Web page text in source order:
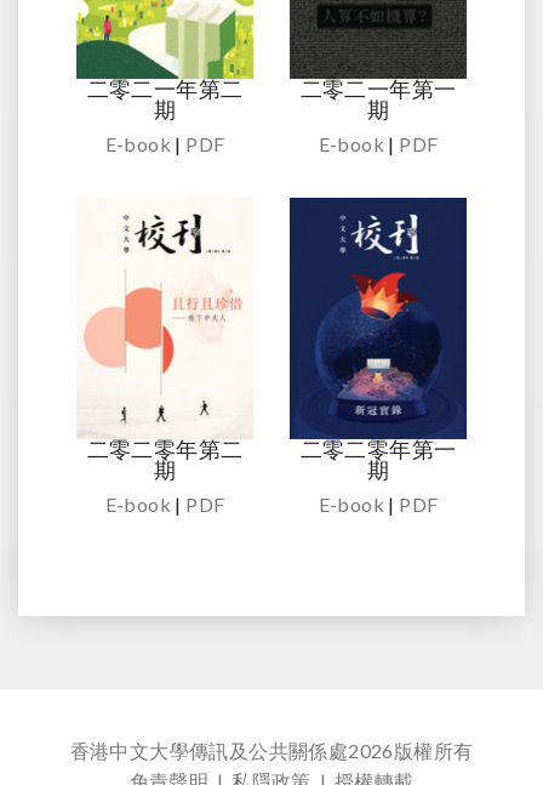
二零二一年第二
期
E-book | PDF
二零二一年第一
期
E-book | PDF
二零二零年第二
期
E-book | PDF
二零二零年第一
期
E-book | PDF
香港中文大學傳訊及公共關係處2026版權所有